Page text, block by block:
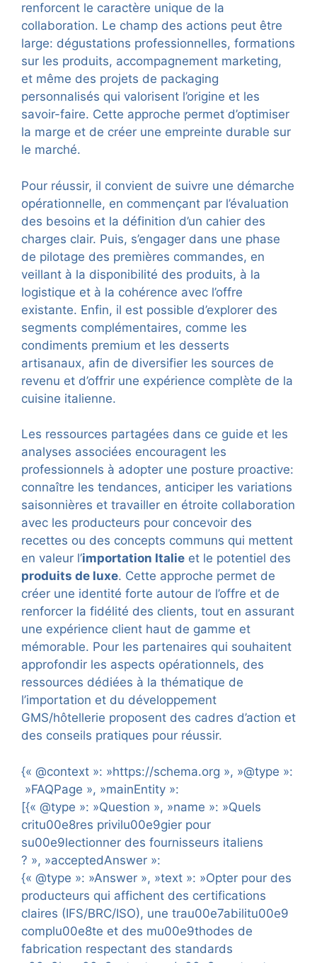
renforcent le caractère unique de la
collaboration. Le champ des actions peut être
large: dégustations professionnelles, formations
sur les produits, accompagnement marketing,
et même des projets de packaging
personnalisés qui valorisent l’origine et les
savoir-faire. Cette approche permet d’optimiser
la marge et de créer une empreinte durable sur
le marché.
Pour réussir, il convient de suivre une démarche
opérationnelle, en commençant par l’évaluation
des besoins et la définition d’un cahier des
charges clair. Puis, s’engager dans une phase
de pilotage des premières commandes, en
veillant à la disponibilité des produits, à la
logistique et à la cohérence avec l’offre
existante. Enfin, il est possible d’explorer des
segments complémentaires, comme les
condiments premium et les desserts
artisanaux, afin de diversifier les sources de
revenu et d’offrir une expérience complète de la
cuisine italienne.
Les ressources partagées dans ce guide et les
analyses associées encouragent les
professionnels à adopter une posture proactive:
connaître les tendances, anticiper les variations
saisonnières et travailler en étroite collaboration
avec les producteurs pour concevoir des
recettes ou des concepts communs qui mettent
en valeur l’importation Italie et le potentiel des
produits de luxe. Cette approche permet de
créer une identité forte autour de l’offre et de
renforcer la fidélité des clients, tout en assurant
une expérience client haut de gamme et
mémorable. Pour les partenaires qui souhaitent
approfondir les aspects opérationnels, des
ressources dédiées à la thématique de
l’importation et du développement
GMS/hôtellerie proposent des cadres d’action et
des conseils pratiques pour réussir.
{« @context »: »https://schema.org », »@type »:
»FAQPage », »mainEntity »:
[{« @type »: »Question », »name »: »Quels
critu00e8res privilu00e9gier pour
su00e9lectionner des fournisseurs italiens
? », »acceptedAnswer »:
{« @type »: »Answer », »text »: »Opter pour des
producteurs qui affichent des certifications
claires (IFS/BRC/ISO), une trau00e7abilitu00e9
complu00e8te et des mu00e9thodes de
fabrication respectant des standards